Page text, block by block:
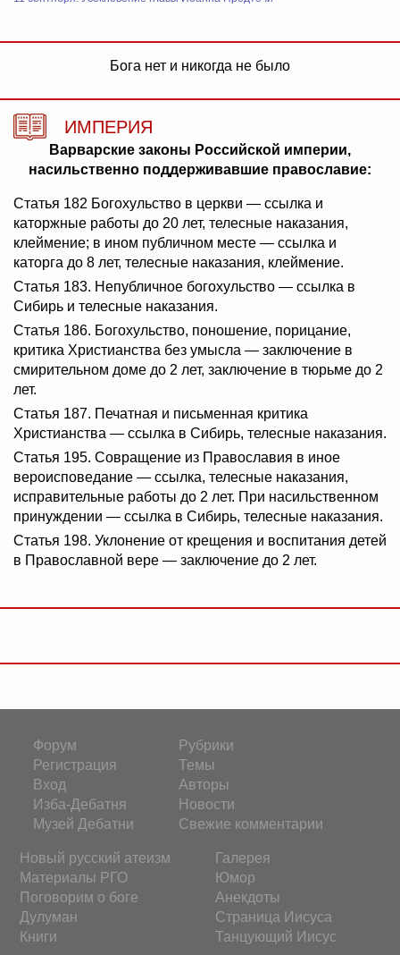
Бога нет и никогда не было
ИМПЕРИЯ
Варварские законы Российской империи,
насильственно поддерживавшие православие:
Статья 182 Богохульство в церкви — ссылка и
каторжные работы до 20 лет, телесные наказания,
клеймение; в ином публичном месте — ссылка и
каторга до 8 лет, телесные наказания, клеймение.
Статья 183. Непубличное богохульство — ссылка в
Сибирь и телесные наказания.
Статья 186. Богохульство, поношение, порицание,
критика Христианства без умысла — заключение в
смирительном доме до 2 лет, заключение в тюрьме до 2
лет.
Статья 187. Печатная и письменная критика
Христианства — ссылка в Сибирь, телесные наказания.
Статья 195. Совращение из Православия в иное
вероисповедание — ссылка, телесные наказания,
исправительные работы до 2 лет. При насильственном
принуждении — ссылка в Сибирь, телесные наказания.
Статья 198. Уклонение от крещения и воспитания детей
в Православной вере — заключение до 2 лет.
Форум
Регистрация
Вход
Изба-Дебатня
Музей Дебатни
Рубрики
Темы
Авторы
Новости
Свежие комментарии
Новый русский атеизм
Материалы РГО
Поговорим о боге
Дулуман
Книги
Галерея
Юмор
Анекдоты
Страница Иисуса
Танцующий Иисус